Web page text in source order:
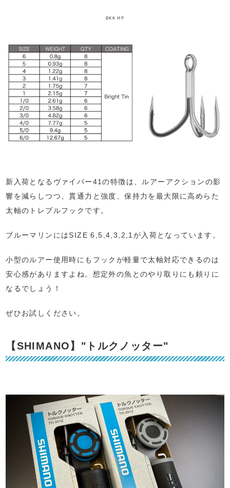
BKK HP
新入荷となるヴァイパー41の特徴は、ルアーアクションの影
響を減らしつつ、貫通力と強度、保持力を最大限に高めらた
太軸のトレブルフックです。
ブルーマリンにはSIZE 6,5,4,3,2,1が入荷となっています。
小型のルアー使用時にもフックが軽量で太軸対応できるのは
安心感がありますよね。想定外の魚とのやり取りにも頼りに
なるでしょう！
ぜひお試しください。
【SHIMANO】"トルクノッター"